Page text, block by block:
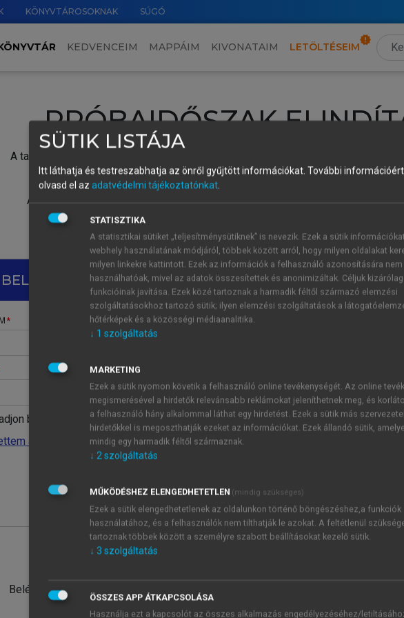
KÖNYVTÁROSOKNAK SÚGÓ
KEDVENCEIM MAPPÁIM KIVONATAIM LETÖLTÉSEIM
PRÓBAIDŐSZAK
A tartalom megtekintéséhez lépj be a saját fiókoddal, iskolai azonosítóddal vagy
Új felhasználóként1 óra díjmentes hozzáférésrevagy
A próbaidőszak elindításához,
vagy hozz
A regisztráció után a
BELÉPÉS SAJÁT FIÓKKAL
belépve
a jelszavamat
Belépés intézményi azonosítóval
ÚJ FIÓK
1 óra
JELSZÓ
Kérek értesítést a MeRSZ
Kérek értesítést az
SÜTIK LISTÁJA
Itt láthatja és testreszabhatja az önről gyűjtött információkat. További
olvasd el az adatvédelmi tájékoztatónkat.
STATISZTIKA
A statisztikai sütiket „teljesítménysütiknek” is nevezik. Ezek a sütik
webhely használatának módjáról, többek között arról, hogy milyen oldalakat
milyen linkekre kattintott. Ezek az információk a felhasználó azonosítására nem
használhatóak, mivel az adatok összesítettek és anonimizáltak. Céljuk
funkcióinak javítása. Ezek közé tartoznak a harmadik féltől származó elemzési
szolgáltatásokhoz tartozó sütik; ilyen elemzési szolgáltatások a
hőtérképek és a közösségi médiaanalitika.
↓ 1 szolgáltatás
MARKETING
Ezek a sütik nyomon követik a felhasználó online tevékenységét. Az online
megismerésével a hirdetők relevánsabb reklámokat jeleníthetnek meg, és
a felhasználó hány alkalommal láthat egy hirdetést. Ezek a sütik más
hirdetőkkel is megoszthatják ezeket az információkat. Ezek állandó sütik,
mindig egy harmadik féltől származnak.
↓ 2szolgáltatás
MŰKÖDÉSHEZ ELENGEDHETETLEN (mindig szükséges)
Ezek a sütik elengedhetetlenek az oldalunkon történő böngészéshez,a funkciók
használatához, és a felhasználók nem tilthatják le azokat. A feltétlenül
tartoznak többek között a személyre szabott beállításokat kezelő sütik.
↓ 3 szolgáltatás
ÖSSZES APP ÁTKAPCSOLÁSA
Használja ezt a kapcsolót az összes alkalmazás engedélyezéséhez/